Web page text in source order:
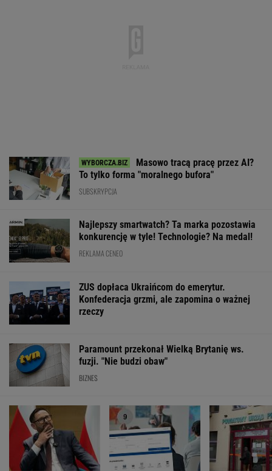
Masowo tracą pracę przez AI?
To tylko forma "moralnego bufora"
SUBSKRYPCJA
Najlepszy smartwatch? Ta marka pozostawia
konkurencję w tyle! Technologie? Na medal!
REKLAMA CENEO
ZUS dopłaca Ukraińcom do emerytur.
Konfederacja grzmi, ale zapomina o ważnej
rzeczy
Paramount przekonał Wielką Brytanię ws.
fuzji. "Nie budzi obaw"
BIZNES